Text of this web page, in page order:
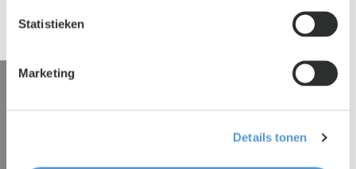
Statistieken
Marketing
Details tonen